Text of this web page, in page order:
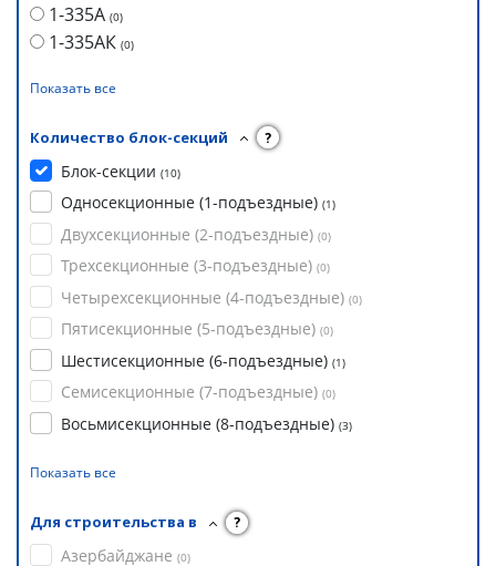
1-335А (0)
1-335АК (0)
Показать все
Количество блок-секций ?
Блок-секции (10)
Односекционные (1-подъездные) (1)
Двухсекционные (2-подъездные) (0)
Трехсекционные (3-подъездные) (0)
Четырехсекционные (4-подъездные) (0)
Пятисекционные (5-подъездные) (0)
Шестисекционные (6-подъездные) (1)
Семисекционные (7-подъездные) (0)
Восьмисекционные (8-подъездные) (3)
Показать все
Для строительства в ?
Азербайджане (0)